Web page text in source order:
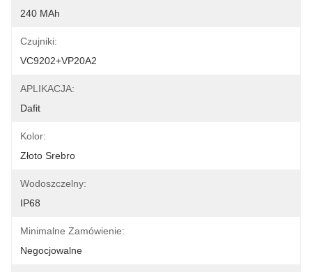
240 MAh
Czujniki:
VC9202+VP20A2
APLIKACJA:
Dafit
Kolor:
Złoto Srebro
Wodoszczelny:
IP68
Minimalne Zamówienie:
Negocjowalne